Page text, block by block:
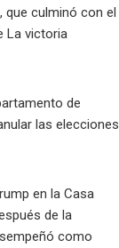
que culminó con el
La victoria
de
las elecciones
en la Casa
de la
como